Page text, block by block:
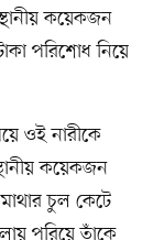
কয়েকজন
পরিশোধ নিয়ে
ওই নারীকে
কয়েকজন
চুল কেটে
পরিয়ে তাঁকে